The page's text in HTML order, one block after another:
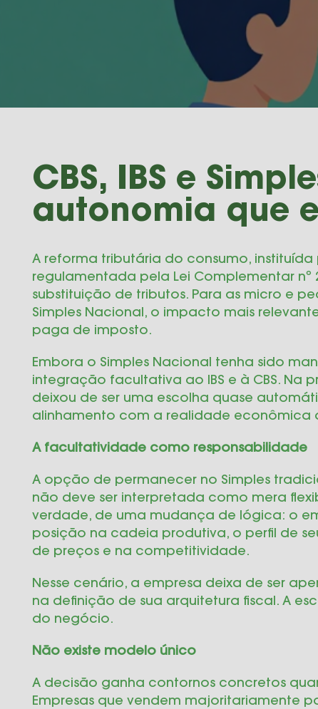
CBS, IBS e
autonomia que
A reforma tributária do consumo, instituída
regulamentada pela Lei Complementar nº
substituição de tributos. Para as micro e
Simples Nacional, o impacto mais
paga de imposto.
Embora o Simples Nacional tenha sido
integração facultativa ao IBS e à CBS. Na
deixou de ser uma escolha quase
alinhamento com a realidade econômica
A facultatividade como responsabilidade
A opção de permanecer no Simples
não deve ser interpretada como mera
verdade, de uma mudança de lógica: o
posição na cadeia produtiva, o perfil de
de preços e na competitividade.
Nesse cenário, a empresa deixa de ser
na definição de sua arquitetura fiscal. A
do negócio.
Não existe modelo único
A decisão ganha contornos concretos
Empresas que vendem majoritariamente